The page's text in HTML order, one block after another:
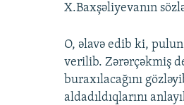
X.Baxşəliyevanın
O, əlavə edib ki,
verilib. Zərərçəkmiş
buraxılacağını
aldadıldıqlarını